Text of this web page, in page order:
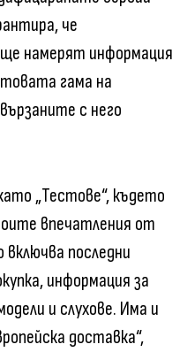
че
намерят информация
гама на
с него
„Тестове“, където
впечатления от
последни
информация за
и слухове. Има и
доставка“,